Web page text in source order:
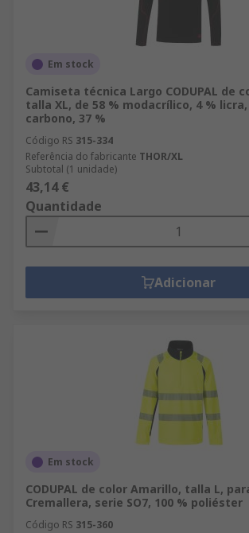
Em stock
Camiseta técnica Largo CODUPAL de
talla XL, de 58 % modacrílico, 4 %
carbono, 37 %
Código RS 315-334
Referência do fabricante THOR/XL
Subtotal (1 unidade)
43,14 €
Quantidade
Adicionar
Em stock
CODUPAL de color Amarillo, talla L,
Cremallera, serie SO7, 100 % poliéster
Código RS 315-360